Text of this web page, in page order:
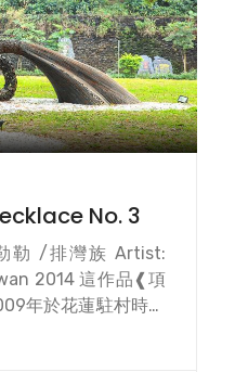
No. 3
勒 /排灣族 Artist:
這作品❰項
年於花蓮駐村時所